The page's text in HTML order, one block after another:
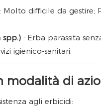
: Molto difficile da gestire;
spp.) : Erba parassita
igienico-sanitari.
modalità di
agli erbicidi: